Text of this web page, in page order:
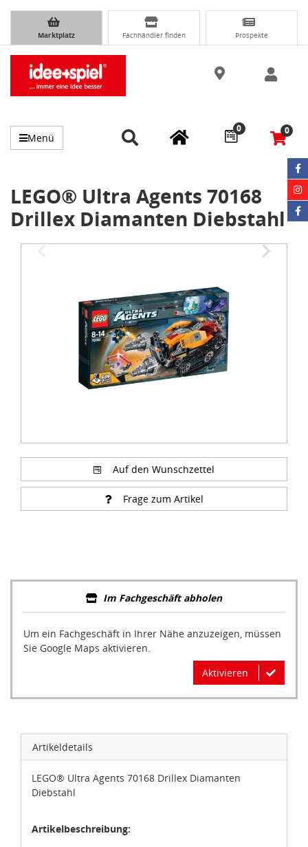
Marktplatz Fachhändler finden Prospekte
Menü
0 0
LEGO® Ultra Agents 70168
Drillex Diamanten Diebstahl
Auf den Wunschzettel
Frage zum Artikel
Im Fachgeschäft abholen
Um ein Fachgeschäft in Ihrer Nähe anzuzeigen, müssen
Sie Google Maps aktivieren.
Aktivieren
Artikeldetails
LEGO® Ultra Agents 70168 Drillex Diamanten
Diebstahl
Artikelbeschreibung: